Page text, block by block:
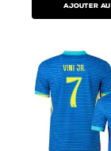
AJOUTER